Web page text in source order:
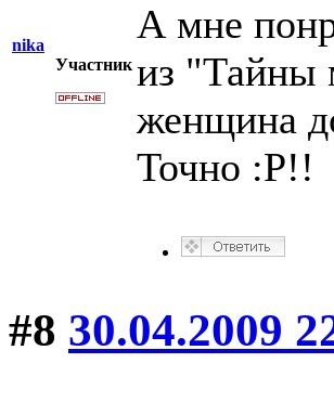
nika
Участник
А мне
из "Тайны
женщина
Точно :P!!
#8 30.04.2009